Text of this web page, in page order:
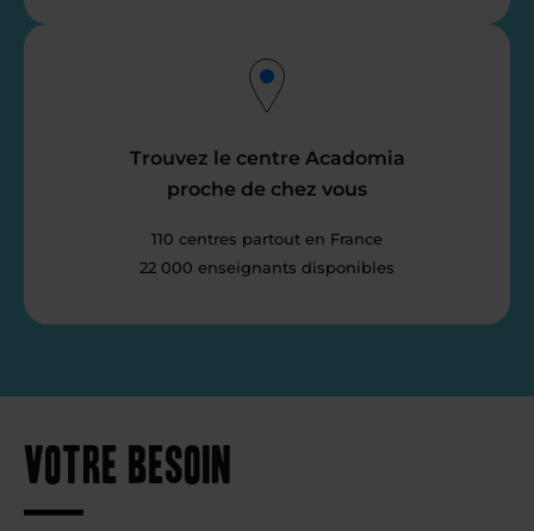
Trouvez le centre Acadomia
proche de chez vous
110 centres partout en France
22 000 enseignants disponibles
Votre besoin